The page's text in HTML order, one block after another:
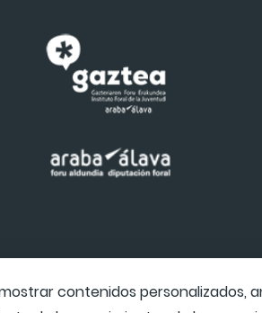
contenidos personalizados,